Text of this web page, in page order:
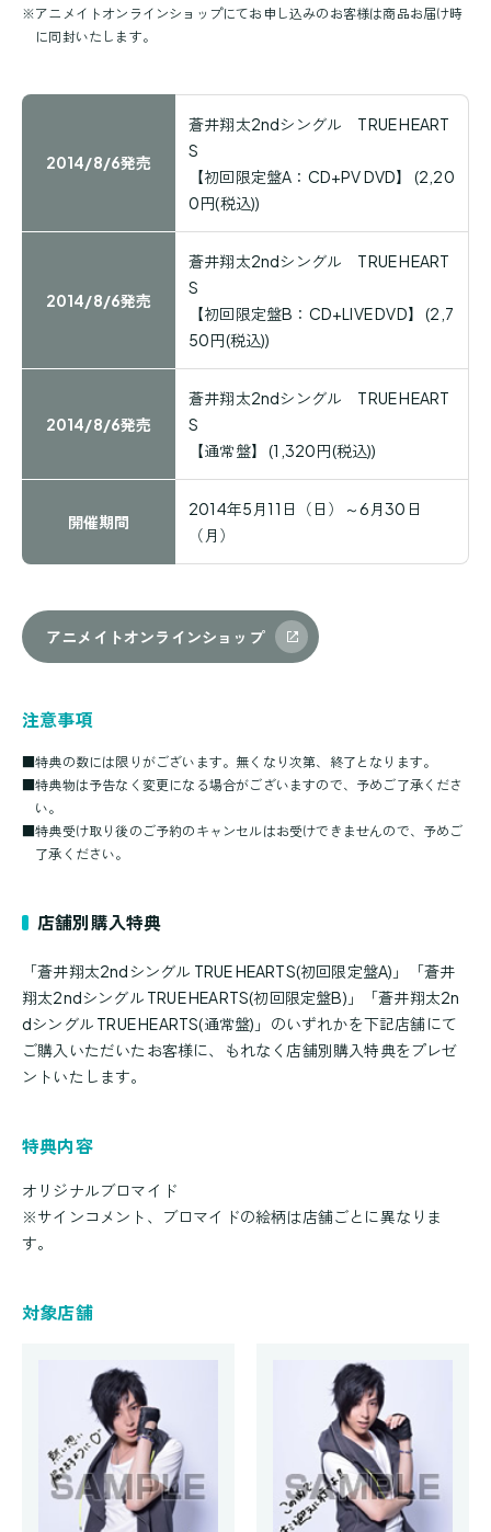
※アニメイトオンラインショップにてお申し込みのお客様は商品お届け時
に同封いたします。
2014/8/6発売
蒼井翔太2ndシングル TRUE HEART
S
【初回限定盤A：CD+PV DVD】
(2,20
0円(税込))
2014/8/6発売
蒼井翔太2ndシングル TRUE HEART
S
【初回限定盤B：CD+LIVE DVD】
(2,7
50円(税込))
2014/8/6発売
蒼井翔太2ndシングル TRUE HEART
S
【通常盤】
(1,320円(税込))
開催期間
2014年5月11日（日）～6月30日
（月）
アニメイトオンラインショップ
注意事項
■特典の数には限りがございます。無くなり次第、終了となります。
■特典物は予告なく変更になる場合がございますので、予めご了承くださ
い。
■特典受け取り後のご予約のキャンセルはお受けできませんので、予めご
了承ください。
店舗別購入特典
「蒼井翔太2ndシングル TRUE HEARTS(初回限定盤A)」「蒼井
翔太2ndシングル TRUE HEARTS(初回限定盤B)」「蒼井翔太2n
dシングル TRUE HEARTS(通常盤)」のいずれかを下記店舗にて
ご購入いただいたお客様に、もれなく店舗別購入特典をプレゼ
ントいたします。
特典内容
オリジナルブロマイド
※サインコメント、ブロマイドの絵柄は店舗ごとに異なりま
す。
対象店舗